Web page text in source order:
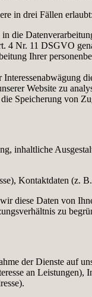
in drei Fällen erlaubt:
die
4 Nr. 11 DSGVO
Ihrer
Website zu
Speicherung von
inhaltliche
Kontaktdaten (z.
diese Daten von
zu
der Dienste auf
an